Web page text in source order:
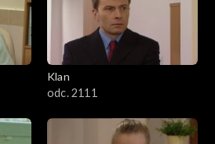
Klan
odc. 2111